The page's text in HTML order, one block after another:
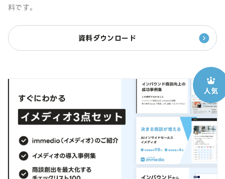
料です。
資料ダウンロード